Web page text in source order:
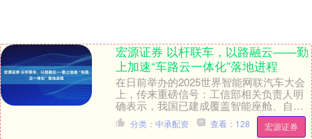
宏源证券 以杆联车，以路融云——勤
上加速“车路云一体化”落地进程
在日前举办的2025世界智能网联汽车大会
上，传来重磅信号：工信部相关负责人明
确表示，我国已建成覆盖智能座舱、自动
驾驶、网联云控的完整智能网联汽车产业
体系。大算力....
宏源证券
分类：中承配资 查看：128